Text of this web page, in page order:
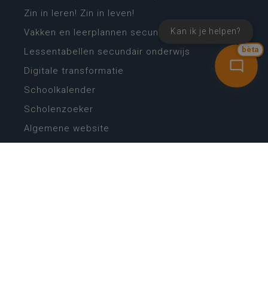
bèta
Kan ik je helpen?
Zin in leren! Zin in leven!
Vakken en leerplannen secundair onderwijs
Lessentabellen secundair onderwijs
Digitale transformatie
Schoolkalender
Scholenzoeker
Algemene website